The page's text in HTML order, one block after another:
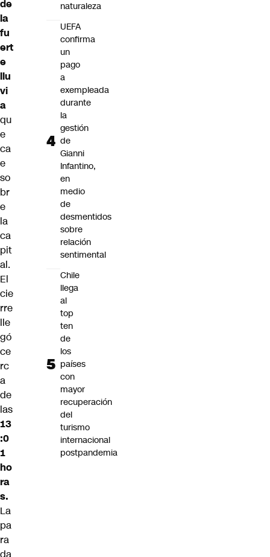
de
la
fu
ert
e
llu
vi
a
qu
e
ca
e
so
br
e
la
ca
pit
al.
El
cie
rre
lle
gó
ce
rc
a
de
las
13
:0
1
ho
ra
s.
La
pa
ra
da
naturaleza
UEFA
confirma
un
pago
a
exempleada
durante
la
gestión
de
Gianni
Infantino,
en
medio
de
desmentidos
sobre
relación
sentimental
Chile
llega
al
top
ten
de
los
países
con
mayor
recuperación
del
turismo
internacional
postpandemia